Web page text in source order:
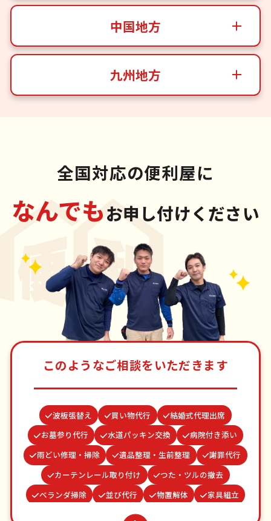
中国地方
九州地方
全国対応の便利屋に
なんでもお申し付けください
このようなご相談をいただきます
波板張替え 買い物代行
結婚式代理出席
お墓参り代行
水道パッキン交換
病院付き添い
雨どい修理・掃除
遺品整理・生前整理
謝罪代行
カーテンレール取り付け
つた・ツルの撤去
ベランダ掃除
並び代行 物置解体
家具組立
網戸張替え